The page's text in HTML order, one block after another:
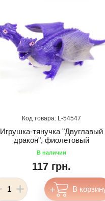
54547
Игрушка-тянучка "Двуглавый
дракон", фиолетовый
117 грн.